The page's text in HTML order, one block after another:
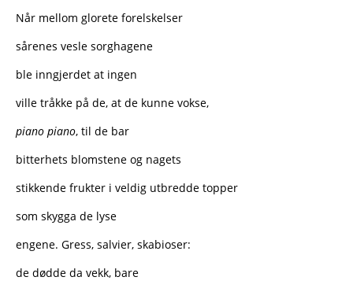
Når mellom glorete forelskelser
sårenes vesle sorghagene
ble inngjerdet at ingen
ville tråkke på de, at de kunne vokse,
piano piano, til de bar
bitterhets blomstene og nagets
stikkende frukter i veldig utbredde topper
som skygga de lyse
engene. Gress, salvier, skabioser:
de dødde da vekk, bare